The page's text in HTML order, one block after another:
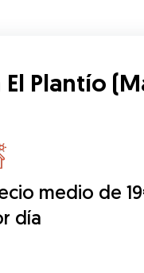
Plantío
medio de
día